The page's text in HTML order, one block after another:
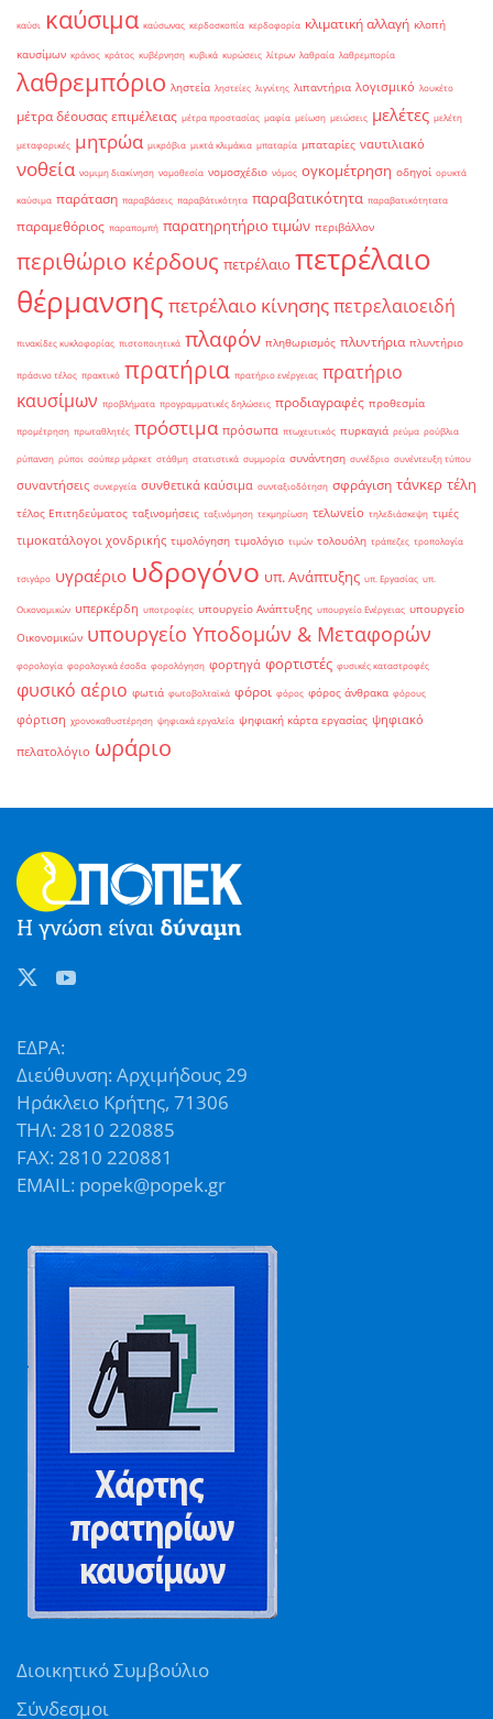
καύσι καύσιμα καύσωνας κερδοσκοπία κερδοφορία κλιματική αλλαγή κλοπή
καυσίμων κράνος κράτος κυβέρνηση κυβικά κυρώσεις λίτρων λαθραία λαθρεμπορία
λαθρεμπόριο ληστεία ληστείες λιγνίτης λιπαντήρια λογισμικό λουκέτο
μέτρα δέουσας επιμέλειας μέτρα προστασίας μαφία μείωση μειώσεις μελέτες μελέτη
μεταφορικές μητρώα μικρόβια μικτά κλιμάκια μπαταρία μπαταρίες ναυτιλιακό
νοθεία νομιμη διακίνηση νομοθεσία νομοσχέδιο νόμος ογκομέτρηση οδηγοί ορυκτά
καύσιμα παράταση παραβάσεις παραβάτικότητα παραβατικότητα παραβατικότητατα
παραμεθόριος παραπομπή παρατηρητήριο τιμών περιβάλλον
περιθώριο κέρδους πετρέλαιο πετρέλαιο
θέρμανσης πετρέλαιο κίνησηςπετρελαιοειδή
πινακίδες κυκλοφορίας πιστοποιητικά πλαφόν πληθωρισμός πλυντήρια πλυντήριο
πράσινο τέλος πρακτικό πρατήρια πρατήριο ενέργειας πρατήριο
καυσίμων προβλήματα προγραμματικές δηλώσεις προδιαγραφές προθεσμία
προμέτρηση πρωταθλητές πρόστιμα πρόσωπα πτωχευτικός πυρκαγιά ρεύμα ρούβλια
ρύπανση ρύποι σούπερ μάρκετ στάθμη στατιστικά συμμορία συνάντηση συνέδριο συνέντευξη τύπου
συναντήσεις συνεργεία συνθετικά καύσιμα συνταξιοδότηση σφράγιση τάνκερ τέλη
τέλος Επιτηδεύματος ταξινομήσεις ταξινόμηση τεκμηρίωση τελωνείο τηλεδιάσκεψη τιμές
τιμοκατάλογοι χονδρικής τιμολόγηση τιμολόγιο τιμών τολουόλη τράπεζες τροπολογία
τσιγάρο υγραέριο υδρογόνο υπ. Ανάπτυξης υπ. Εργασίας υπ.
Οικονομικών υπερκέρδη υποτροφίες υπουργείο Ανάπτυξης υπουργείο Ενέργειας υπουργείο
Οικονομικών υπουργείο Υποδομών & Μεταφορών
φορολογία φορολογικά έσοδα φορολόγηση φορτηγά φορτιστές φυσικές καταστροφές
φυσικό αέριο φωτιά φωτοβολταϊκά φόροι φόρος φόρος άνθρακα φόρους
φόρτιση χρονοκαθυστέρηση ψηφιακά εργαλεία ψηφιακή κάρτα εργασίας ψηφιακό
πελατολόγιο ωράριο
ΕΔΡΑ:
Διεύθυνση: Αρχιμήδους 29
Ηράκλειο Κρήτης, 71306
ΤΗΛ: 2810 220885
FAX: 2810 220881
EMAIL: popek@popek.gr
Διοικητικό Συμβούλιο
Σύνδεσμοι